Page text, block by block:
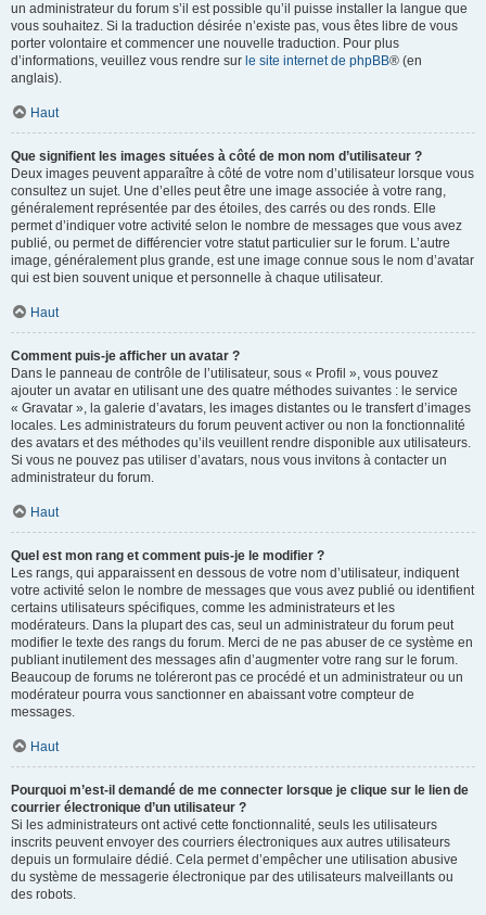
un administrateur du forum s’il est possible qu’il puisse installer la langue que
vous souhaitez. Si la traduction désirée n’existe pas, vous êtes libre de vous
porter volontaire et commencer une nouvelle traduction. Pour plus
d’informations, veuillez vous rendre sur le site internet de phpBB® (en
anglais).
Haut
Que signifient les images situées à côté de mon nom d’utilisateur ?
Deux images peuvent apparaître à côté de votre nom d’utilisateur lorsque vous
consultez un sujet. Une d’elles peut être une image associée à votre rang,
généralement représentée par des étoiles, des carrés ou des ronds. Elle
permet d’indiquer votre activité selon le nombre de messages que vous avez
publié, ou permet de différencier votre statut particulier sur le forum. L’autre
image, généralement plus grande, est une image connue sous le nom d’avatar
qui est bien souvent unique et personnelle à chaque utilisateur.
Haut
Comment puis-je afficher un avatar ?
Dans le panneau de contrôle de l’utilisateur, sous « Profil », vous pouvez
ajouter un avatar en utilisant une des quatre méthodes suivantes : le service
« Gravatar », la galerie d’avatars, les images distantes ou le transfert d’images
locales. Les administrateurs du forum peuvent activer ou non la fonctionnalité
des avatars et des méthodes qu’ils veuillent rendre disponible aux utilisateurs.
Si vous ne pouvez pas utiliser d’avatars, nous vous invitons à contacter un
administrateur du forum.
Haut
Quel est mon rang et comment puis-je le modifier ?
Les rangs, qui apparaissent en dessous de votre nom d’utilisateur, indiquent
votre activité selon le nombre de messages que vous avez publié ou identifient
certains utilisateurs spécifiques, comme les administrateurs et les
modérateurs. Dans la plupart des cas, seul un administrateur du forum peut
modifier le texte des rangs du forum. Merci de ne pas abuser de ce système en
publiant inutilement des messages afin d’augmenter votre rang sur le forum.
Beaucoup de forums ne toléreront pas ce procédé et un administrateur ou un
modérateur pourra vous sanctionner en abaissant votre compteur de
messages.
Haut
Pourquoi m’est-il demandé de me connecter lorsque je clique sur le lien de
courrier électronique d’un utilisateur ?
Si les administrateurs ont activé cette fonctionnalité, seuls les utilisateurs
inscrits peuvent envoyer des courriers électroniques aux autres utilisateurs
depuis un formulaire dédié. Cela permet d’empêcher une utilisation abusive
du système de messagerie électronique par des utilisateurs malveillants ou
des robots.